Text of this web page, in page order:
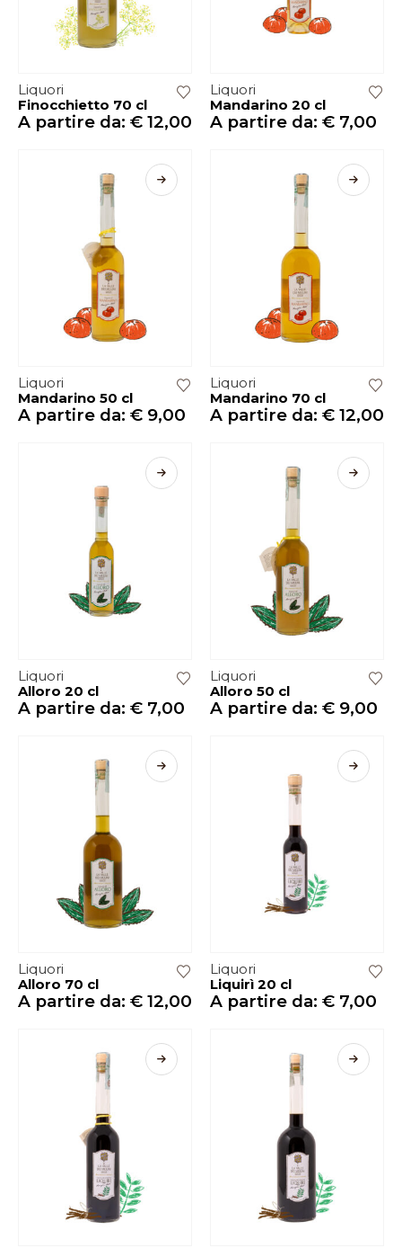
Liquori
Finocchietto 70 cl
A partire da: € 12,00
Liquori
Mandarino 20 cl
A partire da: € 7,00
Liquori
Mandarino 50 cl
A partire da: € 9,00
Liquori
Mandarino 70 cl
A partire da: € 12,00
Liquori
Alloro 20 cl
A partire da: € 7,00
Liquori
Alloro 50 cl
A partire da: € 9,00
Liquori
Alloro 70 cl
A partire da: € 12,00
Liquori
Liquirì 20 cl
A partire da: € 7,00